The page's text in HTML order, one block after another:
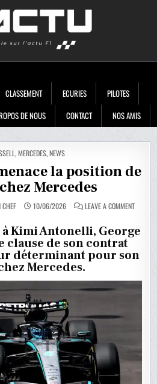
CLASSEMENT ECURIES
PILOTES
DE NOUS CONTACT NOS AMIS
,MERCEDES,NEWS
la position de
Mercedes
CHEF 10/06/2026 LEAVE A COMMENTON
LA
QUI
MENACE
DE
Kimi Antonelli, George
clause de son contrat
déterminant pour son
Mercedes.